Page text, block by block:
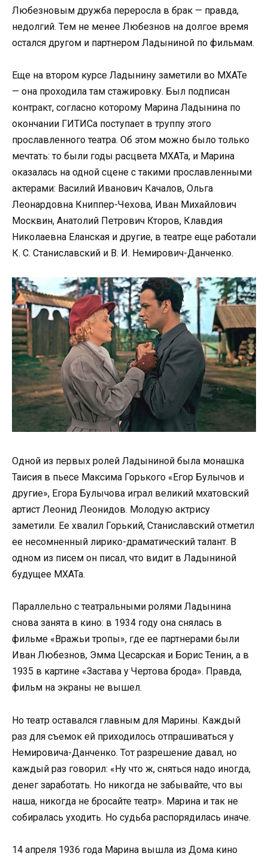
Любезновым дружба переросла в брак — правда,
недолгий. Тем не менее Любезнов на долгое время
остался другом и партнером Ладыниной по фильмам.
Еще на втором курсе Ладынину заметили во МХАТе
— она проходила там стажировку. Был подписан
контракт, согласно которому Марина Ладынина по
окончании ГИТИСа поступает в труппу этого
прославленного театра. Об этом можно было только
мечтать: то были годы расцвета МХАТа, и Марина
оказалась на одной сцене с такими прославленными
актерами: Василий Иванович Качалов, Ольга
Леонардовна Книппер-Чехова, Иван Михайлович
Москвин, Анатолий Петрович Кторов, Клавдия
Николаевна Еланская и другие, в театре еще работали
К. С. Станиславский и В. И. Немирович-Данченко.
Одной из первых ролей Ладыниной была монашка
Таисия в пьесе Максима Горького «Егор Булычов и
другие», Егора Булычова играл великий мхатовский
артист Леонид Леонидов. Молодую актрису
заметили. Ее хвалил Горький, Станиславский отметил
ее несомненный лирико-драматический талант. В
одном из писем он писал, что видит в Ладыниной
будущее МХАТа.
Параллельно с театральными ролями Ладынина
снова занята в кино: в 1934 году она снялась в
фильме «Вражьи тропы», где ее партнерами были
Иван Любезнов, Эмма Цесарская и Борис Тенин, а в
1935 в картине «Застава у Чертова брода». Правда,
фильм на экраны не вышел.
Но театр оставался главным для Марины. Каждый
раз для съемок ей приходилось отпрашиваться у
Немировича-Данченко. Тот разрешение давал, но
каждый раз говорил: «Ну что ж, сняться надо иногда,
денег заработать. Но никогда не забывайте, что вы
наша, никогда не бросайте театр». Марина и так не
собиралась уходить. Но судьба распорядилась иначе.
14 апреля 1936 года Марина вышла из Дома кино